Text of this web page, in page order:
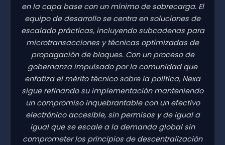
en la capa base con un mínimo de sobrecarga. El
equipo de desarrollo se centra en soluciones de
escalado prácticas, incluyendo subcadenas para
microtransacciones y técnicas optimizadas de
propagación de bloques. Con un proceso de
gobernanza impulsado por la comunidad que
enfatiza el mérito técnico sobre la política, Nexa
sigue refinando su implementación manteniendo
un compromiso inquebrantable con un efectivo
electrónico accesible, sin permisos y de igual a
igual que se escale a la demanda global sin
comprometer los principios de descentralización